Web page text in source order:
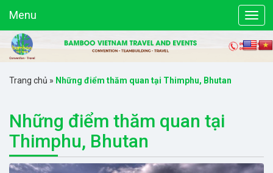
Menu
Trang chủ » Những điểm thăm quan tại Thimphu, Bhutan
Những điểm thăm quan tại
Thimphu, Bhutan